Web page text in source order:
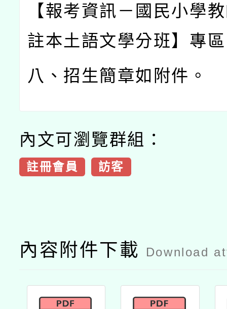
【報考資訊－國民小學
註本土語文學分班】專
八、招生簡章如附件。
內文可瀏覽群組：
註冊會員 訪客
內容附件下載 Download